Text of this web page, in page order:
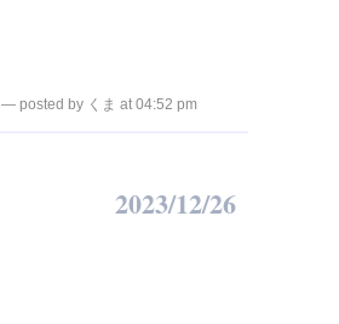
— posted by くま at 04:52 pm
2023/12/26